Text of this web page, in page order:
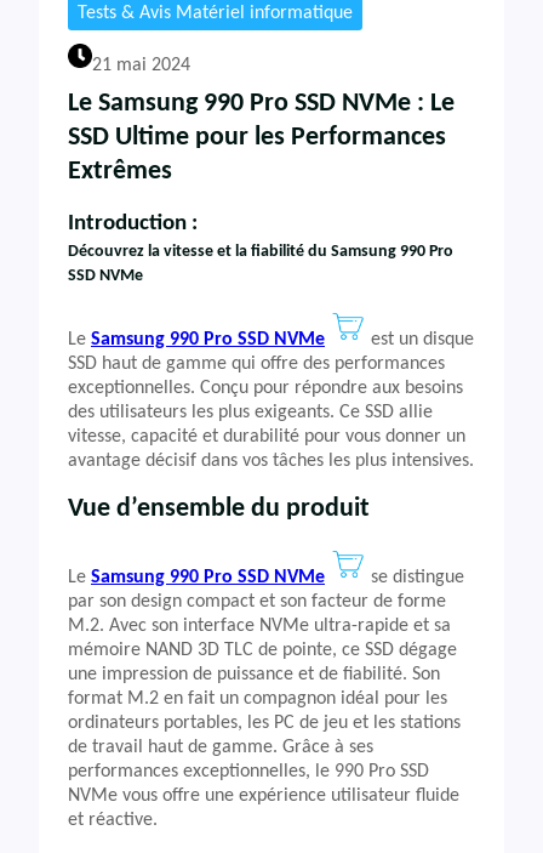
Tests & Avis Matériel informatique
21 mai 2024
Le Samsung 990 Pro SSD NVMe : Le
SSD Ultime pour les Performances
Extrêmes
Introduction :
Découvrez la vitesse et la fiabilité du Samsung 990 Pro
SSD NVMe
Le Samsung 990 Pro SSD NVMe
est un disque
SSD haut de gamme qui offre des performances
exceptionnelles. Conçu pour répondre aux besoins
des utilisateurs les plus exigeants. Ce SSD allie
vitesse, capacité et durabilité pour vous donner un
avantage décisif dans vos tâches les plus intensives.
Vue d’ensemble du produit
Le Samsung 990 Pro SSD NVMe
se distingue
par son design compact et son facteur de forme
M.2. Avec son interface NVMe ultra-rapide et sa
mémoire NAND 3D TLC de pointe, ce SSD dégage
une impression de puissance et de fiabilité. Son
format M.2 en fait un compagnon idéal pour les
ordinateurs portables, les PC de jeu et les stations
de travail haut de gamme. Grâce à ses
performances exceptionnelles, le 990 Pro SSD
NVMe vous offre une expérience utilisateur fluide
et réactive.